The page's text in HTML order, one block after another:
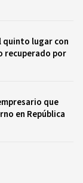
quinto lugar con
recuperado por
que
en República